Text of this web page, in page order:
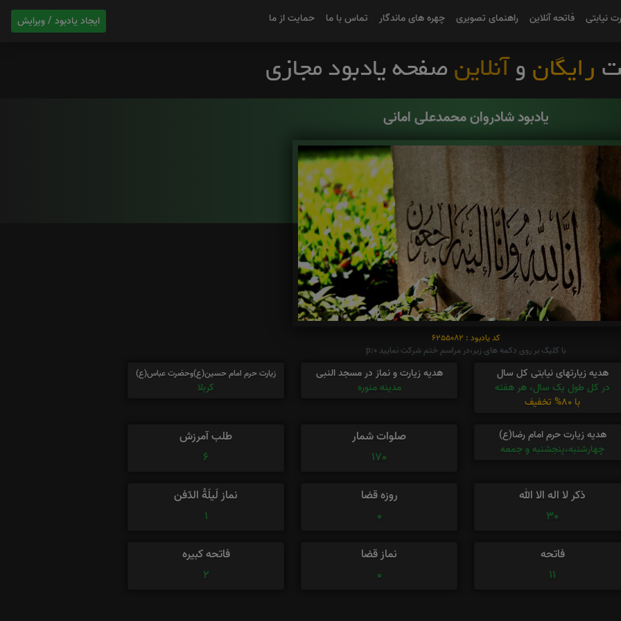
ایجاد یادبود / ویرایش نیابتی فاتحه آنلاین راهنمای تصویری چهره های ماندگار تماس با ما حمایت از ما
یادبود شادروان محمدعلی امانی
کد یادبود : 6255082
با کلیک بر روی دکمه های زیر،در مراسم ختم شرکت نمایید p:0
هدیه زیارتهای نیابتی کل سال
در کل طول یک سال، هر هفته
با 80% تخفیف
هدیه زیارت و نماز در مسجد النبی
مدینه منوره
زیارت حرم امام حسین(ع)وحضرت عباس(ع)
کربلا
هدیه زیارت حرم امام رضا(ع)
چهارشنبه،پنجشنبه و جمعه
صلوات شمار
170
طلب آمرزش
6
ذکر لا اله الا الله
30
روزه قضا
0
نماز لَیلَةُ الدّفن
1
فاتحه
11
نماز قضا
0
فاتحه کبیره
2